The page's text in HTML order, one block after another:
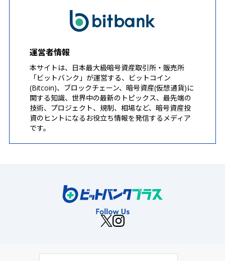
運営者情報
本サイトは、日本最大級暗号資産取引所・販売所
「ビットバンク」が運営する、ビットコイン
(Bitcoin)、ブロックチェーン、暗号資産(仮想通貨)に
関する知識、世界中の最新のトピックス、最先端の
技術、プロジェクト、規制、相場など、暗号資産投
資のヒントになるお役立ち情報を発信するメディア
です。